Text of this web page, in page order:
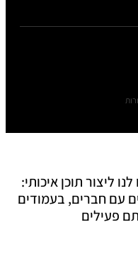
ליצור תוכן איכותי:
חברים, בעמודים
פעילים